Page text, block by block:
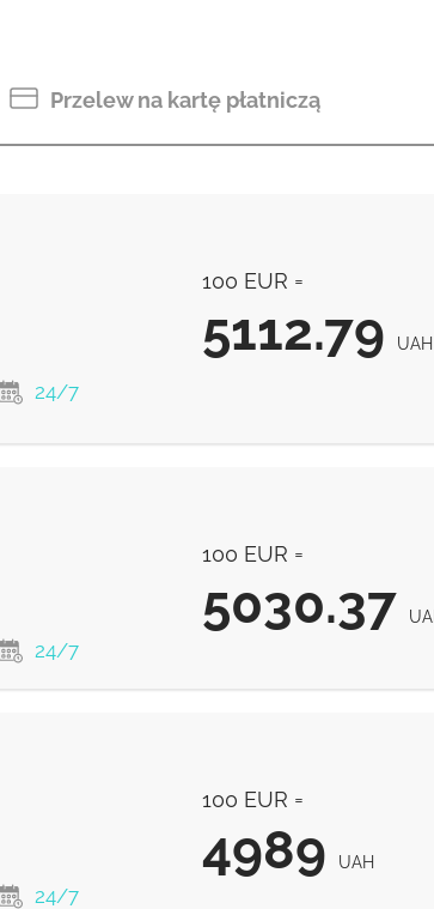
Przelew na kartę płatniczą
24/7
100 EUR =
5112.79 UAH
5112.79
5112.79 UAH
24/7
100 EUR =
5030.37
4990.25
24/7
100 EUR =
4989 UAH